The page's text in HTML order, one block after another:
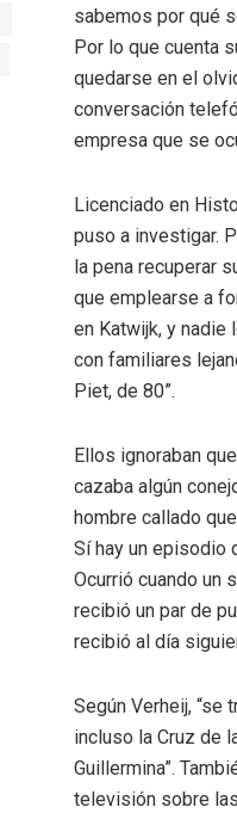
sabemos por qué
Por lo que cuenta
quedarse en el
conversación
empresa que se
Licenciado en
puso a investigar.
la pena recuperar
que emplearse a
en Katwijk, y nadie
con familiares
Piet, de 80”.
Ellos ignoraban
cazaba algún
hombre callado
Sí hay un episodio
Ocurrió cuando un
recibió un par de
recibió al día
Según Verheij, “se
incluso la Cruz de
Guillermina”.
televisión sobre